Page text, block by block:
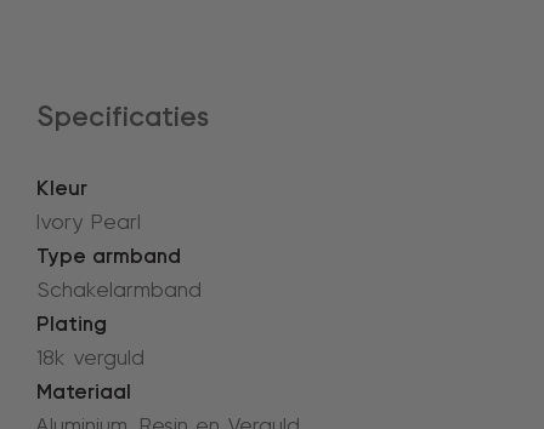
Specificaties
Kleur
Ivory Pearl
Type armband
Schakelarmband
Plating
18k verguld
Materiaal